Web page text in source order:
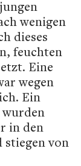
wenigen
dieses
feuchten
Eine
wegen
Ein
in den
stiegen von